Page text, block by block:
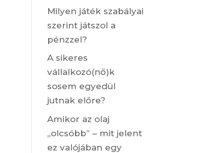
Milyen játék szabályai
szerint játszol a
pénzzel?
A sikeres
vállalkozó(nő)k
sosem egyedül
jutnak előre?
Amikor az olaj
„olcsóbb” – mit jelent
ez valójában egy